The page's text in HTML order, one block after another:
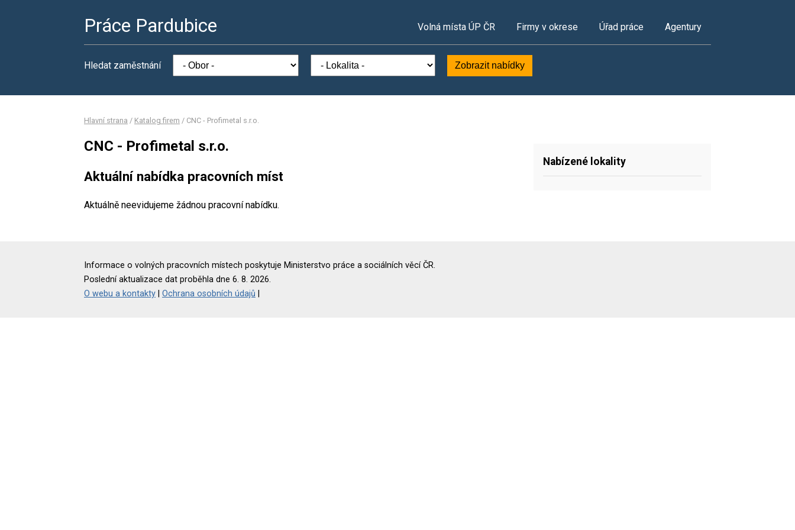
Práce Pardubice Volná místa ÚP ČR Firmy v okrese Úřad práce Agentury
Hledat zaměstnání Zobrazit nabídky
Hlavní strana / Katalog firem / CNC - Profimetal s.r.o.
CNC - Profimetal s.r.o.
Aktuální nabídka pracovních míst
Aktuálně neevidujeme žádnou pracovní nabídku.
Nabízené lokality
Informace o volných pracovních místech poskytuje Ministerstvo práce a sociálních věcí ČR.
Poslední aktualizace dat proběhla dne 6. 8. 2026.
O webu a kontakty
Ochrana osobních údajů